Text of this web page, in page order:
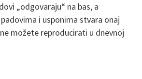
„odgovaraju“ na bas, a
i usponima stvara onaj
možete reproducirati u dnevnoj